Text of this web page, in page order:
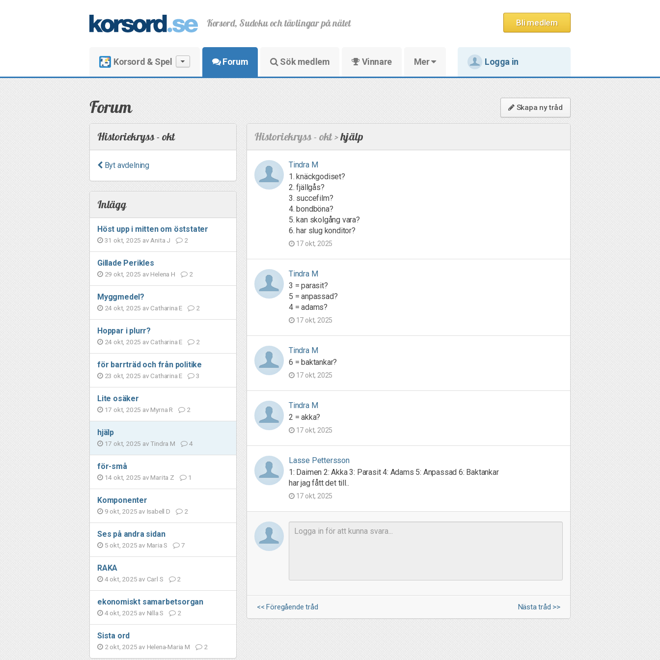
Bli medlem
Korsord, Sudoku och tävlingar på nätet
Korsord & Spel Forum Sök medlem Vinnare Mer Logga in
Skapa ny tråd
Forum
Historiekryss - okt
Byt avdelning
Inlägg
Höst upp i mitten om öststater
31 okt, 2025 av Anita J 2
Gillade Perikles
29 okt, 2025 av Helena H 2
Myggmedel?
24 okt, 2025 av Catharina E 2
Hoppar i plurr?
24 okt, 2025 av Catharina E 2
för barrträd och från politike
23 okt, 2025 av Catharina E 3
Lite osäker
17 okt, 2025 av Myrna R 2
hjälp
17 okt, 2025 avTindra M 4
för-små
14 okt, 2025 av Marita Z 1
Komponenter
9 okt, 2025 av Isabell D 2
Ses på andra sidan
5 okt, 2025 av Maria S 7
RAKA
4 okt, 2025 av Carl S 2
ekonomiskt samarbetsorgan
4 okt, 2025 av Nilla S 2
Sista ord
2 okt, 2025 av Helena-Maria M 2
Historiekryss - okt >hjälp
Tindra M
1. knäckgodiset?
2. fjällgås?
3. succefilm?
4. bondböna?
5. kan skolgång vara?
6. har slug konditor?
17 okt, 2025
Tindra M
3 = parasit?
5 = anpassad?
4 = adams?
17 okt, 2025
Tindra M
6 = baktankar?
17 okt, 2025
Tindra M
2 = akka?
17 okt, 2025
Lasse Pettersson
1: Daimen 2: Akka 3: Parasit 4: Adams 5: Anpassad 6: Baktankar
har jag fått det till..
17 okt, 2025
<< Föregående tråd Nästa tråd >>